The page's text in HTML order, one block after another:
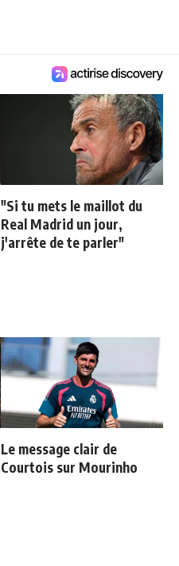
"Si tu mets le maillot du
Real Madrid un jour,
j'arrête de te parler"
Le message clair de
Courtois sur Mourinho